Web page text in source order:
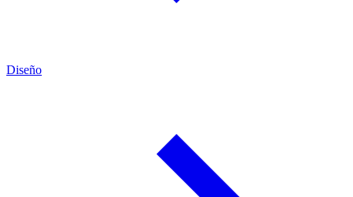
Diseño